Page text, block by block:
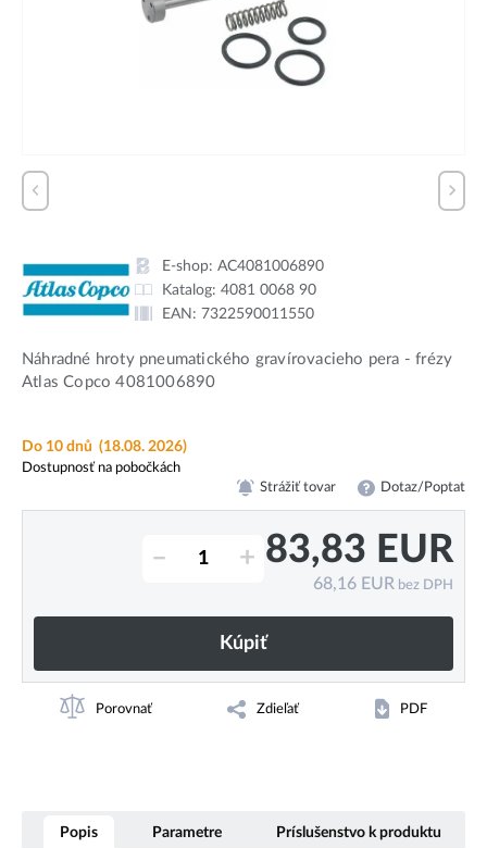
E-shop: AC4081006890
Katalog: 4081 0068 90
EAN: 7322590011550
Náhradné hroty pneumatického gravírovacieho pera - frézy
Atlas Copco 4081006890
Do 10 dnů (18.08. 2026)
Dostupnosť na pobočkách
Strážiť tovar Dotaz/Poptat
– + 83,83 EUR
68,16 EUR bez DPH
Kúpiť
Porovnať Zdieľať PDF
Popis Parametre Príslušenstvo k produktu